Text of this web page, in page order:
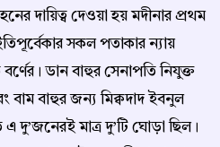
দায়িত্ব দেওয়া হয় মদীনার প্রথম
সকল পতাকার ন্যায়
ডান বাহুর সেনাপতি নিযুক্ত
বাম বাহুর জন্য মিক্বদাদ ইবনুল
দু’জনেরই মাত্র দু’টি ঘোড়া ছিল।